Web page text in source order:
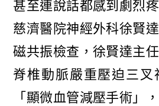
甚至連說話都感到劇烈
慈濟醫院神經外科徐賢
磁共振檢查，徐賢達主
脊椎動脈嚴重壓迫三叉
「顯微血管減壓手術」